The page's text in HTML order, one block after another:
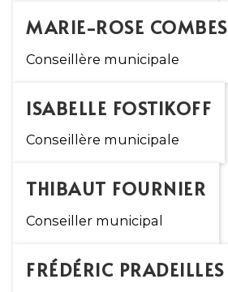
MARIE-ROSE COMBES
Conseillère municipale
ISABELLE FOSTIKOFF
Conseillère municipale
THIBAUT FOURNIER
Conseiller municipal
FRÉDÉRIC PRADEILLES